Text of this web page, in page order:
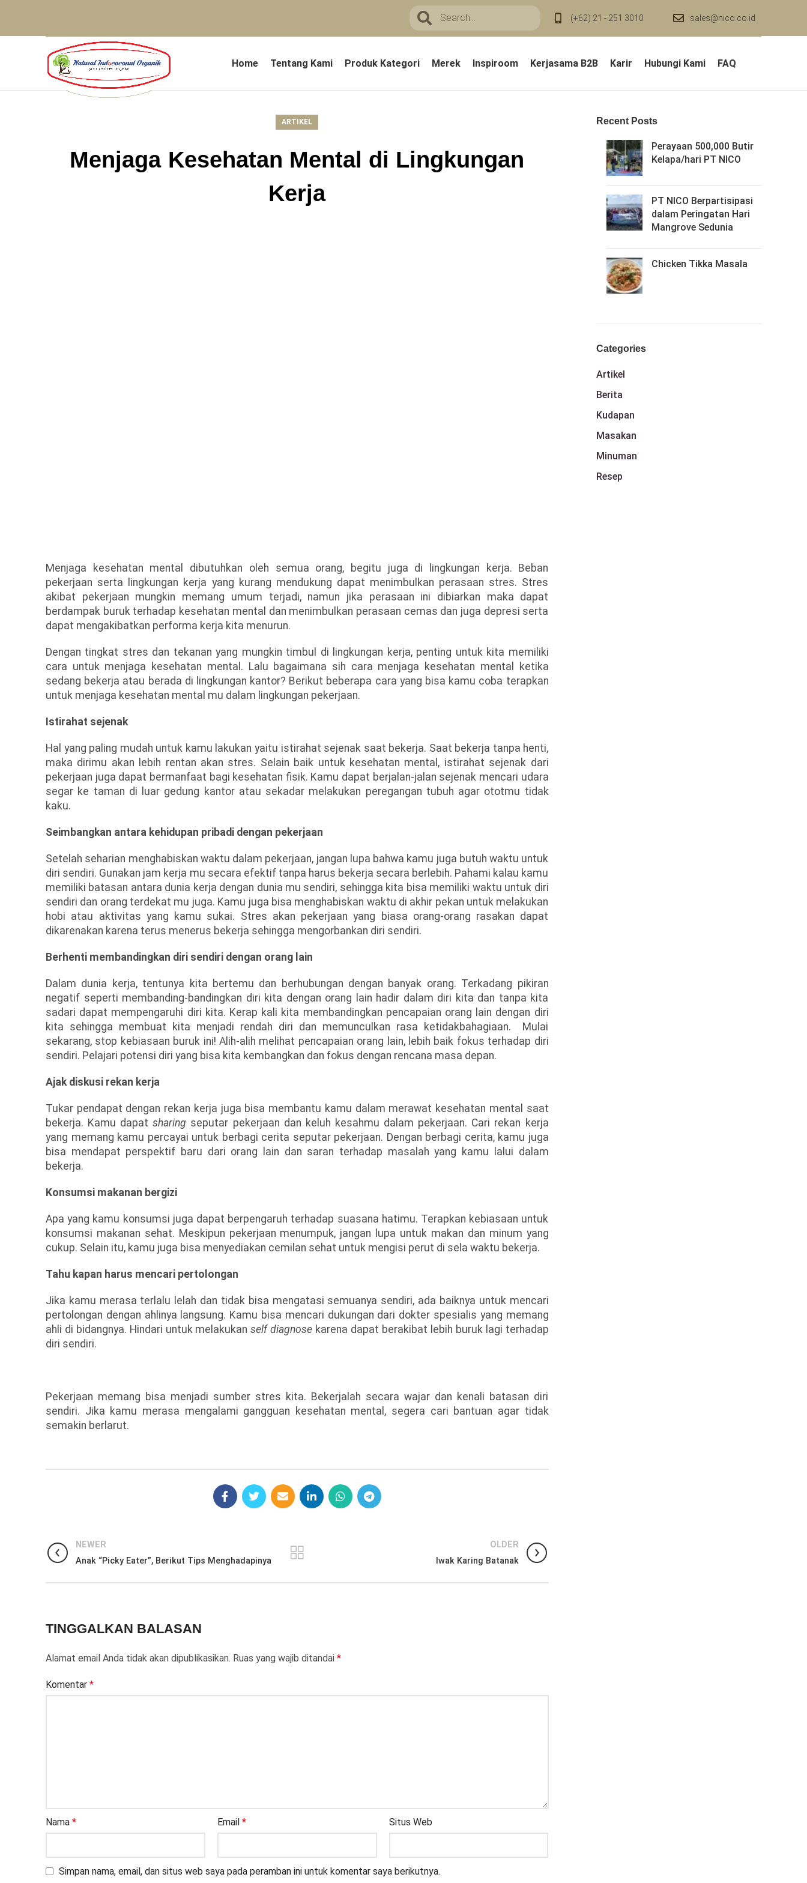
(+62) 21 - 251 3010 sales@nico.co.id
Home Tentang Kami Produk Kategori Merek Inspiroom Kerjasama B2B Karir Hubungi Kami FAQ
ARTIKEL
Menjaga Kesehatan Mental di Lingkungan
Kerja
Menjaga kesehatan mental dibutuhkan oleh semua orang, begitu juga di lingkungan kerja. Beban
pekerjaan serta lingkungan kerja yang kurang mendukung dapat menimbulkan perasaan stres. Stres
akibat pekerjaan mungkin memang umum terjadi, namun jika perasaan ini dibiarkan maka dapat
berdampak buruk terhadap kesehatan mental dan menimbulkan perasaan cemas dan juga depresi serta
dapat mengakibatkan performa kerja kita menurun.
Dengan tingkat stres dan tekanan yang mungkin timbul di lingkungan kerja, penting untuk kita memiliki
cara untuk menjaga kesehatan mental. Lalu bagaimana sih cara menjaga kesehatan mental ketika
sedang bekerja atau berada di lingkungan kantor? Berikut beberapa cara yang bisa kamu coba terapkan
untuk menjaga kesehatan mental mu dalam lingkungan pekerjaan.
Istirahat sejenak
Hal yang paling mudah untuk kamu lakukan yaitu istirahat sejenak saat bekerja. Saat bekerja tanpa henti,
maka dirimu akan lebih rentan akan stres. Selain baik untuk kesehatan mental, istirahat sejenak dari
pekerjaan juga dapat bermanfaat bagi kesehatan fisik. Kamu dapat berjalan-jalan sejenak mencari udara
segar ke taman di luar gedung kantor atau sekadar melakukan peregangan tubuh agar ototmu tidak
kaku.
Seimbangkan antara kehidupan pribadi dengan pekerjaan
Setelah seharian menghabiskan waktu dalam pekerjaan, jangan lupa bahwa kamu juga butuh waktu untuk
diri sendiri. Gunakan jam kerja mu secara efektif tanpa harus bekerja secara berlebih. Pahami kalau kamu
memiliki batasan antara dunia kerja dengan dunia mu sendiri, sehingga kita bisa memiliki waktu untuk diri
sendiri dan orang terdekat mu juga. Kamu juga bisa menghabiskan waktu di akhir pekan untuk melakukan
hobi atau aktivitas yang kamu sukai. Stres akan pekerjaan yang biasa orang-orang rasakan dapat
dikarenakan karena terus menerus bekerja sehingga mengorbankan diri sendiri.
Berhenti membandingkan diri sendiri dengan orang lain
Dalam dunia kerja, tentunya kita bertemu dan berhubungan dengan banyak orang. Terkadang pikiran
negatif seperti membanding-bandingkan diri kita dengan orang lain hadir dalam diri kita dan tanpa kita
sadari dapat mempengaruhi diri kita. Kerap kali kita membandingkan pencapaian orang lain dengan diri
kita sehingga membuat kita menjadi rendah diri dan memunculkan rasa ketidakbahagiaan. Mulai
sekarang, stop kebiasaan buruk ini! Alih-alih melihat pencapaian orang lain, lebih baik fokus terhadap diri
sendiri. Pelajari potensi diri yang bisa kita kembangkan dan fokus dengan rencana masa depan.
Ajak diskusi rekan kerja
Tukar pendapat dengan rekan kerja juga bisa membantu kamu dalam merawat kesehatan mental saat
bekerja. Kamu dapatsharing seputar pekerjaan dan keluh kesahmu dalam pekerjaan. Cari rekan kerja
yang memang kamu percayai untuk berbagi cerita seputar pekerjaan. Dengan berbagi cerita, kamu juga
bisa mendapat perspektif baru dari orang lain dan saran terhadap masalah yang kamu lalui dalam
bekerja.
Konsumsi makanan bergizi
Apa yang kamu konsumsi juga dapat berpengaruh terhadap suasana hatimu. Terapkan kebiasaan untuk
konsumsi makanan sehat. Meskipun pekerjaan menumpuk, jangan lupa untuk makan dan minum yang
cukup. Selain itu, kamu juga bisa menyediakan cemilan sehat untuk mengisi perut di sela waktu bekerja.
Tahu kapan harus mencari pertolongan
Jika kamu merasa terlalu lelah dan tidak bisa mengatasi semuanya sendiri, ada baiknya untuk mencari
pertolongan dengan ahlinya langsung. Kamu bisa mencari dukungan dari dokter spesialis yang memang
ahli di bidangnya. Hindari untuk melakukanself diagnose karena dapat berakibat lebih buruk lagi terhadap
diri sendiri.
Pekerjaan memang bisa menjadi sumber stres kita. Bekerjalah secara wajar dan kenali batasan diri
sendiri. Jika kamu merasa mengalami gangguan kesehatan mental, segera cari bantuan agar tidak
semakin berlarut.
NEWER
Anak “Picky Eater”, Berikut Tips Menghadapinya
OLDER
Iwak Karing Batanak
TINGGALKAN BALASAN
Alamat email Anda tidak akan dipublikasikan. Ruas yang wajib ditandai *
Komentar *
Nama * Email * Situs Web
Simpan nama, email, dan situs web saya pada peramban ini untuk komentar saya berikutnya.
Recent Posts
Perayaan 500,000 Butir
Kelapa/hari PT NICO
PT NICO Berpartisipasi
dalam Peringatan Hari
Mangrove Sedunia
Chicken Tikka Masala
Categories
Artikel
Berita
Kudapan
Masakan
Minuman
Resep